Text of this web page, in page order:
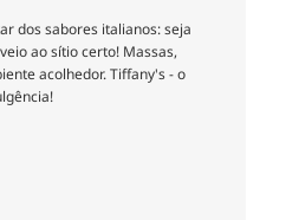
dos sabores italianos: seja
ao sítio certo! Massas,
acolhedor. Tiffany's - o